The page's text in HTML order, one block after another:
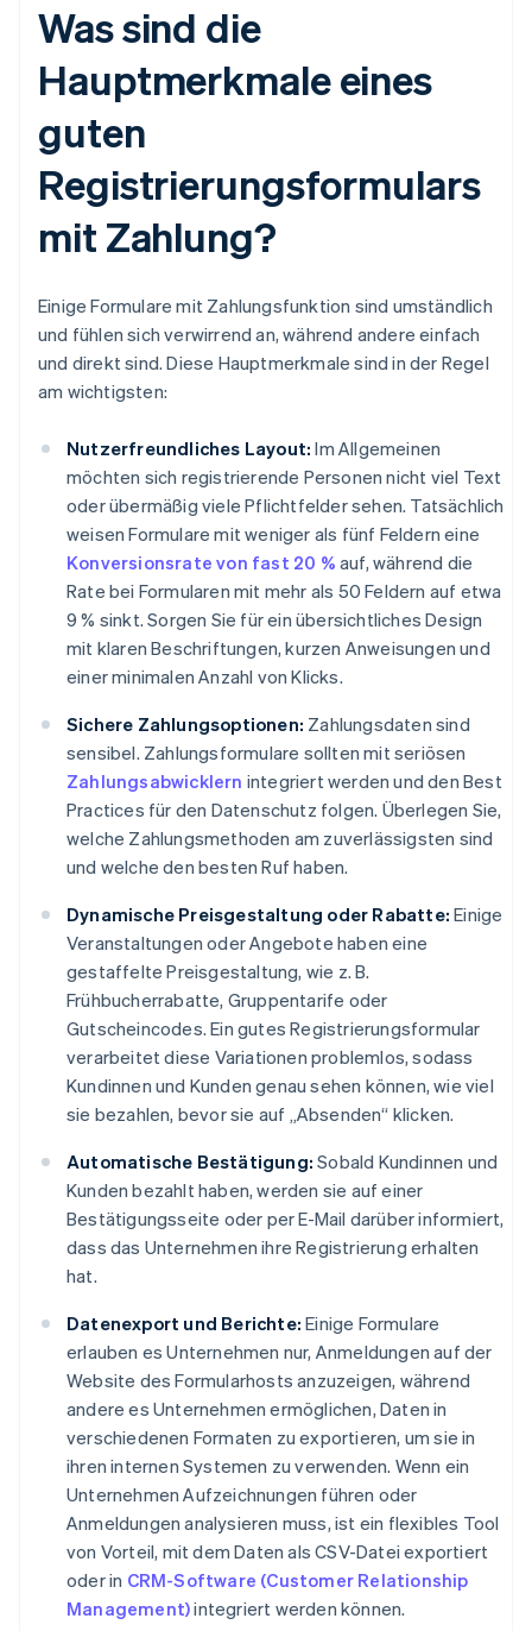
Was sind die
Hauptmerkmale eines
guten
Registrierungsformulars
mit Zahlung?
Einige Formulare mit Zahlungsfunktion sind umständlich
und fühlen sich verwirrend an, während andere einfach
und direkt sind. Diese Hauptmerkmale sind in der Regel
am wichtigsten:
Nutzerfreundliches Layout: Im Allgemeinen
möchten sich registrierende Personen nicht viel Text
oder übermäßig viele Pflichtfelder sehen. Tatsächlich
weisen Formulare mit weniger als fünf Feldern eine
Konversionsrate von fast 20 % auf, während die
Rate bei Formularen mit mehr als 50 Feldern auf etwa
9 % sinkt. Sorgen Sie für ein übersichtliches Design
mit klaren Beschriftungen, kurzen Anweisungen und
einer minimalen Anzahl von Klicks.
Sichere Zahlungsoptionen: Zahlungsdaten sind
sensibel. Zahlungsformulare sollten mit seriösen
Zahlungsabwicklern integriert werden und den Best
Practices für den Datenschutz folgen. Überlegen Sie,
welche Zahlungsmethoden am zuverlässigsten sind
und welche den besten Ruf haben.
Dynamische Preisgestaltung oder Rabatte: Einige
Veranstaltungen oder Angebote haben eine
gestaffelte Preisgestaltung, wie z. B.
Frühbucherrabatte, Gruppentarife oder
Gutscheincodes. Ein gutes Registrierungsformular
verarbeitet diese Variationen problemlos, sodass
Kundinnen und Kunden genau sehen können, wie viel
sie bezahlen, bevor sie auf „Absenden“ klicken.
Automatische Bestätigung: Sobald Kundinnen und
Kunden bezahlt haben, werden sie auf einer
Bestätigungsseite oder per E-Mail darüber informiert,
dass das Unternehmen ihre Registrierung erhalten
hat.
Datenexport und Berichte: Einige Formulare
erlauben es Unternehmen nur, Anmeldungen auf der
Website des Formularhosts anzuzeigen, während
andere es Unternehmen ermöglichen, Daten in
verschiedenen Formaten zu exportieren, um sie in
ihren internen Systemen zu verwenden. Wenn ein
Unternehmen Aufzeichnungen führen oder
Anmeldungen analysieren muss, ist ein flexibles Tool
von Vorteil, mit dem Daten als CSV-Datei exportiert
oder in CRM-Software (Customer Relationship
Management)integriert werden können.